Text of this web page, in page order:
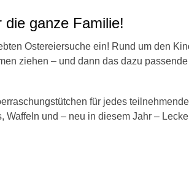
ganze Familie!
Ostereiersuche ein! Rund um den
ziehen – und dann das dazu
für jedes
und – neu in diesem Jahr –